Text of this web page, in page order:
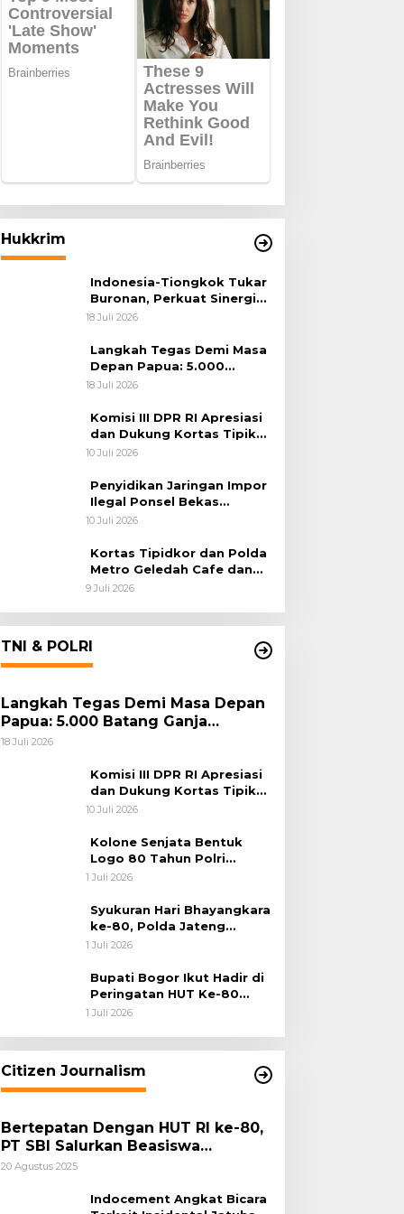
Hukkrim
Indonesia-Tiongkok Tukar
Buronan, Perkuat Sinergi
Penegakan Hukum Lintas
18 Juli 2026
Langkah Tegas Demi Masa
Depan Papua: 5.000
Batang Ganja Berhasil
Habema
18 Juli 2026
Komisi III DPR RI Apresiasi
dan Dukung Kortas Tipikor
Polri Usut Dugaan Korupsi
10 Juli 2026
Penyidikan Jaringan Impor
Ilegal Ponsel Bekas
Rampung, Tiga Tersangka
10 Juli 2026
Kortas Tipidkor dan Polda
Metro Geledah Cafe dan
Money Changer
9 Juli 2026
TNI & POLRI
Langkah Tegas Demi Masa Depan
Papua: 5.000 Batang Ganja
Berhasil Diungkap Koops TNI
18 Juli 2026
Komisi III DPR RI Apresiasi
dan Dukung Kortas Tipikor
Polri Usut Dugaan Korupsi
10 Juli 2026
Kolone Senjata Bentuk
Logo 80 Tahun Polri
Warnai Upacara Hari
1 Juli 2026
Syukuran Hari Bhayangkara
ke-80, Polda Jateng
Teguhkan Semangat
Kebersamaan
1 Juli 2026
Bupati Bogor Ikut Hadir di
Peringatan HUT Ke-80
Bhayangkara, Sinergi Polri
Kunci Menjaga Keamanan
1 Juli 2026
Citizen Journalism
Bertepatan Dengan HUT RI ke-80,
PT SBI Salurkan Beasiswa
Pendidikan Kepada 500 Pelajar
20 Agustus 2025
Indocement Angkat Bicara